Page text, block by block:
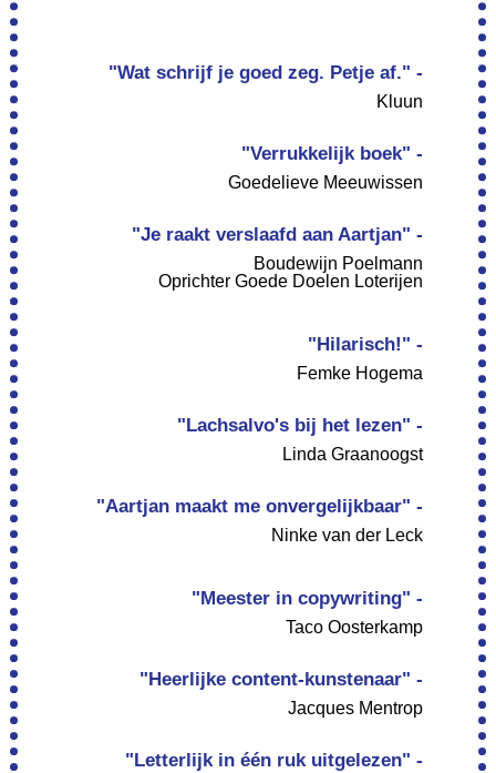
"Wat schrijf je goed zeg. Petje af." -
Kluun
"Verrukkelijk boek" -
Goedelieve Meeuwissen
"Je raakt verslaafd aan Aartjan" -
Boudewijn Poelmann
Oprichter Goede Doelen Loterijen
"Hilarisch!" -
Femke Hogema
"Lachsalvo's bij het lezen" -
Linda Graanoogst
"Aartjan maakt me onvergelijkbaar" -
Ninke van der Leck
"Meester in copywriting" -
Taco Oosterkamp
"Heerlijke content-kunstenaar" -
Jacques Mentrop
"Letterlijk in één ruk uitgelezen" -